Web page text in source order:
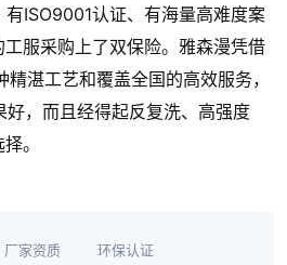
ISO9001认证、有海量高难度案
服采购上了双保险。雅森漫凭借
湛工艺和覆盖全国的高效服务，
，而且经得起反复洗、高强度
。
厂家资质 环保认证